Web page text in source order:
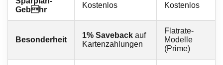
Gebhr
Kostenlos Kostenlos
Besonderheit
1% Saveback auf
Kartenzahlungen
Flatrate-
Modelle
(Prime)